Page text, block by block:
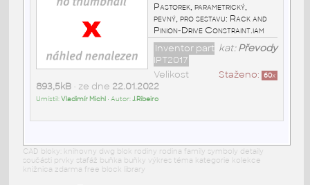
Pastorek, parametrický,
pevný, pro sestavu: Rack and
Pinion-Drive Constraint.iam
kat:Převody
Inventor part
IPT2017
Staženo: 60x
Velikost
893,5kB• ze dne 22.01.2022
Umístil:Vladimír Michl • Autor:J.Ribeiro
CAD bloky: knihovny dwg blok rodiny rodina family symboly detaily
součásti prvky stafáž buňka buňky výkres téma kategorie kolekce
knižnica zdarma free block library